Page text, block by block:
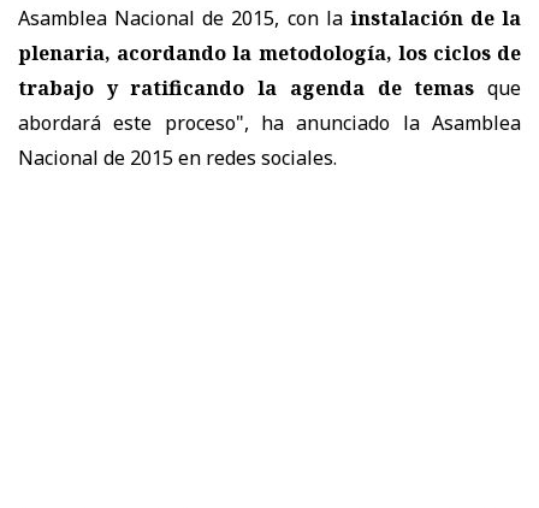
Asamblea Nacional de 2015, con la instalación de la
plenaria, acordando la metodología, los ciclos de
trabajo y ratificando la agenda de temas que
abordará este proceso", ha anunciado la Asamblea
Nacional de 2015 en redes sociales.